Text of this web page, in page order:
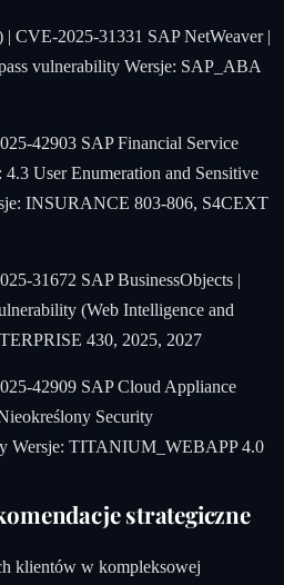
| CVE-2025-31331 SAP NetWeaver |
vulnerability Wersje: SAP_ABA
42903 SAP Financial Service
User Enumeration and Sensitive
INSURANCE 803-806, S4CEXT
31672 SAP BusinessObjects |
(Web Intelligence and
430, 2025, 2027
42909 SAP Cloud Appliance
Security
Wersje: TITANIUM_WEBAPP 4.0
strategiczne
klientów w kompleksowej